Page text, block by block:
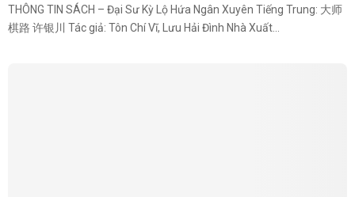
THÔNG TIN SÁCH – Đại Sư Kỳ Lộ Hứa Ngân Xuyên Tiếng Trung: 大师
棋路 许银川 Tác giả: Tôn Chí Vĩ, Lưu Hải Đình Nhà Xuất...